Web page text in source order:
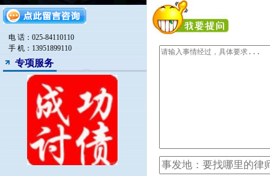
电 话：025-84110110
手 机：13951899110
专项服务